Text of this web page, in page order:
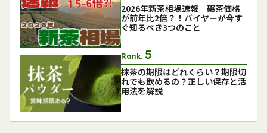
2026年新茶相場速報｜碾茶価格
が前年比2倍？！バイヤーが今す
ぐ知るべき3つのこと
Rank.
抹茶の期限はどれくらい？期限切
れでも飲めるの？正しい保存と活
用法を解説